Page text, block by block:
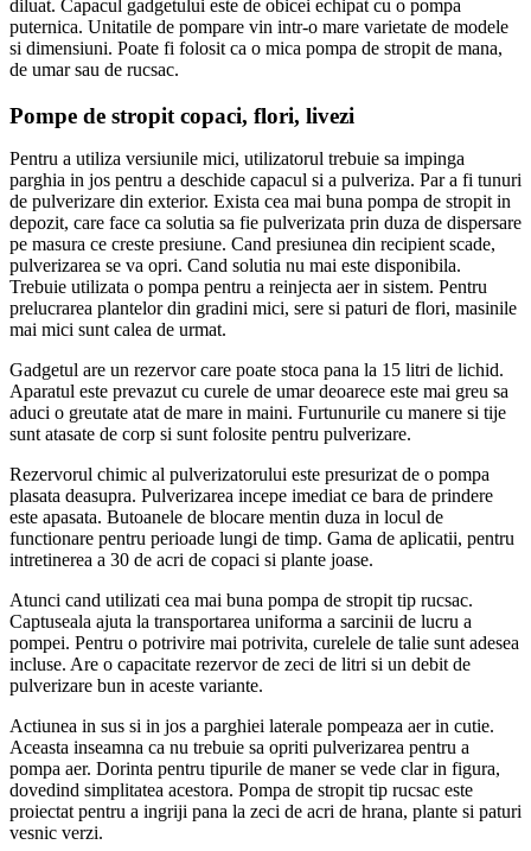
diluat. Capacul gadgetului este de obicei echipat cu o pompa
puternica. Unitatile de pompare vin intr-o mare varietate de modele
si dimensiuni. Poate fi folosit ca o mica pompa de stropit de mana,
de umar sau de rucsac.
Pompe de stropit copaci, flori, livezi
Pentru a utiliza versiunile mici, utilizatorul trebuie sa impinga
parghia in jos pentru a deschide capacul si a pulveriza. Par a fi tunuri
de pulverizare din exterior. Exista cea mai buna pompa de stropit in
depozit, care face ca solutia sa fie pulverizata prin duza de dispersare
pe masura ce creste presiune. Cand presiunea din recipient scade,
pulverizarea se va opri. Cand solutia nu mai este disponibila.
Trebuie utilizata o pompa pentru a reinjecta aer in sistem. Pentru
prelucrarea plantelor din gradini mici, sere si paturi de flori, masinile
mai mici sunt calea de urmat.
Gadgetul are un rezervor care poate stoca pana la 15 litri de lichid.
Aparatul este prevazut cu curele de umar deoarece este mai greu sa
aduci o greutate atat de mare in maini. Furtunurile cu manere si tije
sunt atasate de corp si sunt folosite pentru pulverizare.
Rezervorul chimic al pulverizatorului este presurizat de o pompa
plasata deasupra. Pulverizarea incepe imediat ce bara de prindere
este apasata. Butoanele de blocare mentin duza in locul de
functionare pentru perioade lungi de timp. Gama de aplicatii, pentru
intretinerea a 30 de acri de copaci si plante joase.
Atunci cand utilizati cea mai buna pompa de stropit tip rucsac.
Captuseala ajuta la transportarea uniforma a sarcinii de lucru a
pompei. Pentru o potrivire mai potrivita, curelele de talie sunt adesea
incluse. Are o capacitate rezervor de zeci de litri si un debit de
pulverizare bun in aceste variante.
Actiunea in sus si in jos a parghiei laterale pompeaza aer in cutie.
Aceasta inseamna ca nu trebuie sa opriti pulverizarea pentru a
pompa aer. Dorinta pentru tipurile de maner se vede clar in figura,
dovedind simplitatea acestora. Pompa de stropit tip rucsac este
proiectat pentru a ingriji pana la zeci de acri de hrana, plante si paturi
vesnic verzi.